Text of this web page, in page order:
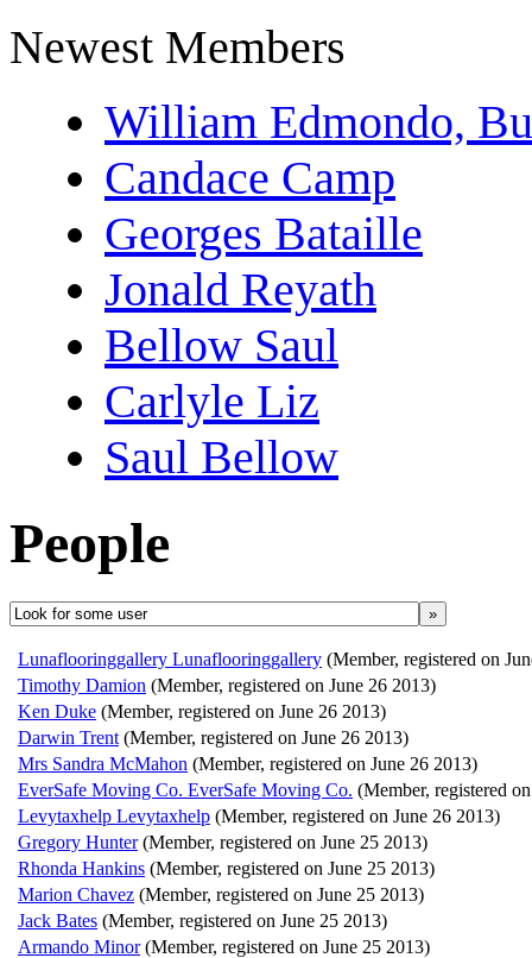
Newest Members
William Edmondo,
Candace Camp
Georges Bataille
Jonald Reyath
Bellow Saul
Carlyle Liz
Saul Bellow
People
»
Lunaflooringgallery Lunaflooringgallery (Member, registered on
Timothy Damion (Member, registered on June 26 2013)
Ken Duke (Member, registered on June 26 2013)
Darwin Trent (Member, registered on June 26 2013)
Mrs Sandra McMahon (Member, registered on June 26 2013)
EverSafe Moving Co. EverSafe Moving Co. (Member, registered
Levytaxhelp Levytaxhelp (Member, registered on June 26 2013)
Gregory Hunter (Member, registered on June 25 2013)
Rhonda Hankins (Member, registered on June 25 2013)
Marion Chavez (Member, registered on June 25 2013)
Jack Bates (Member, registered on June 25 2013)
Armando Minor (Member, registered on June 25 2013)